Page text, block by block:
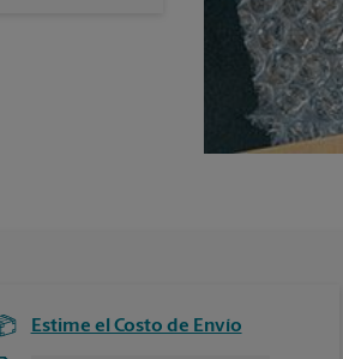
Estime el Costo de Envío